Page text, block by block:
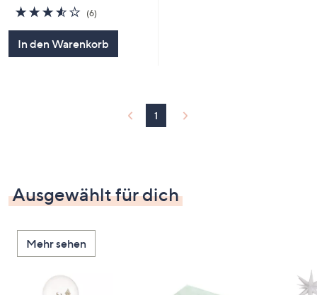
3.5
von
(6)6
In den Warenkorb
1
Ausgewählt für dich
Mehr sehen